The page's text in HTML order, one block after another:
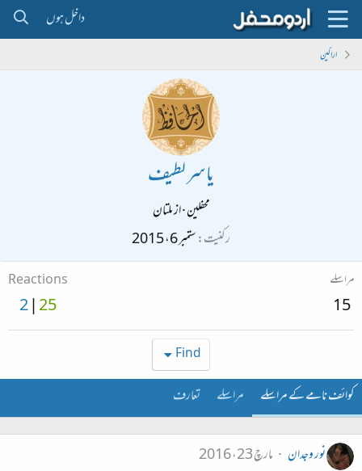
داخل ہوں
اراکین
یاسر لطیف
محفلین·ازملتان
رکنیت ستمبر 6، 2015
مراسلے
15
Reactions
25
2
Find
کوائف نامے کے مراسلے مراسلے تعارف
نور وجدان
مارچ 23، 2016